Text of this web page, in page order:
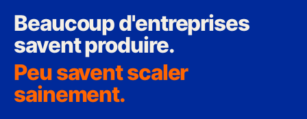
Beaucoup d'entreprises
savent produire.
Peu savent scaler
sainement.